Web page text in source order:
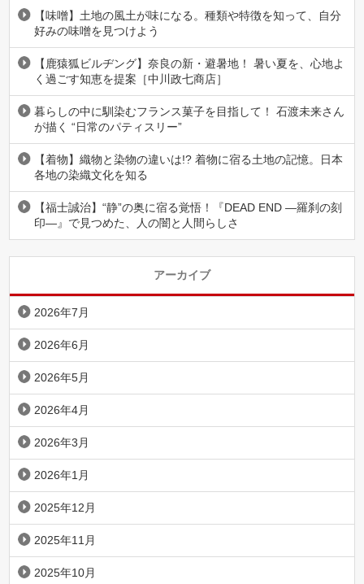
【味噌】土地の風土が味になる。種類や特徴を知って、自分
好みの味噌を見つけよう
【鹿猿狐ビルヂング】奈良の新・避暑地！ 暑い夏を、心地よ
く過ごす知恵を提案［中川政七商店］
暮らしの中に馴染むフランス菓子を目指して！ 石渡未来さん
が描く “日常のパティスリー”
【着物】織物と染物の違いは!? 着物に宿る土地の記憶。日本
各地の染織文化を知る
【福士誠治】“静”の奥に宿る覚悟！『DEAD END ―羅刹の刻
印―』で見つめた、人の闇と人間らしさ
アーカイブ
2026年7月
2026年6月
2026年5月
2026年4月
2026年3月
2026年1月
2025年12月
2025年11月
2025年10月